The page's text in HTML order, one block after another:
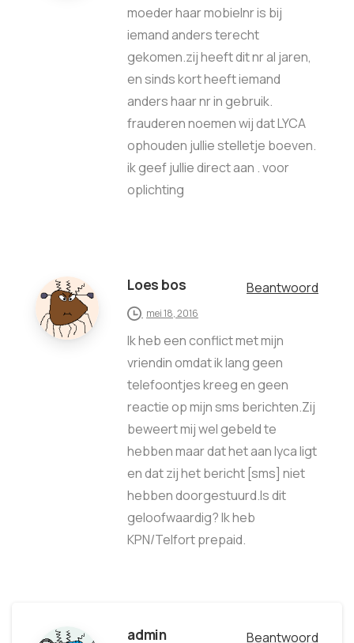
moeder haar mobielnr is bij
iemand anders terecht
gekomen.zij heeft dit nr al jaren,
en sinds kort heeft iemand
anders haar nr in gebruik.
frauderen noemen wij dat LYCA
ophouden jullie stelletje boeven.
ik geef jullie direct aan . voor
oplichting
Loes bos Beantwoord
mei 18, 2016
Ik heb een conflict met mijn
vriendin omdat ik lang geen
telefoontjes kreeg en geen
reactie op mijn sms berichten.Zij
beweert mij wel gebeld te
hebben maar dat het aan lyca ligt
en dat zij het bericht [sms] niet
hebben doorgestuurd.Is dit
geloofwaardig? Ik heb
KPN/Telfort prepaid.
admin Beantwoord